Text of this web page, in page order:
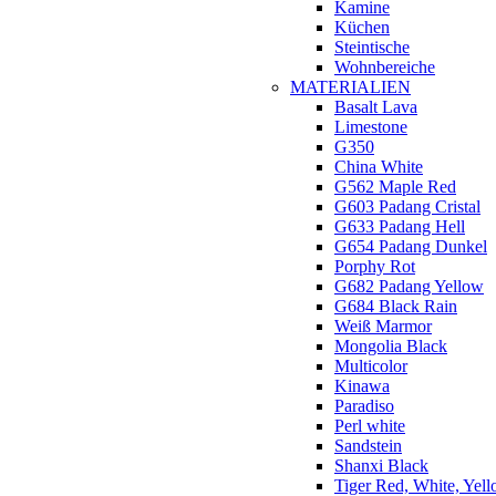
Kamine
Küchen
Steintische
Wohnbereiche
MATERIALIEN
Basalt Lava
Limestone
G350
China White
G562 Maple Red
G603 Padang Cristal
G633 Padang Hell
G654 Padang Dunkel
Porphy Rot
G682 Padang Yellow
G684 Black Rain
Weiß Marmor
Mongolia Black
Multicolor
Kinawa
Paradiso
Perl white
Sandstein
Shanxi Black
Tiger Red, White,